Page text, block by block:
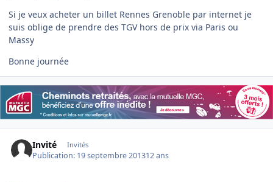
Si je veux acheter un billet Rennes Grenoble par internet je
suis oblige de prendre des TGV hors de prix via Paris ou
Massy
Bonne journée
Invité Invités
Publication: 19 septembre 201312 ans